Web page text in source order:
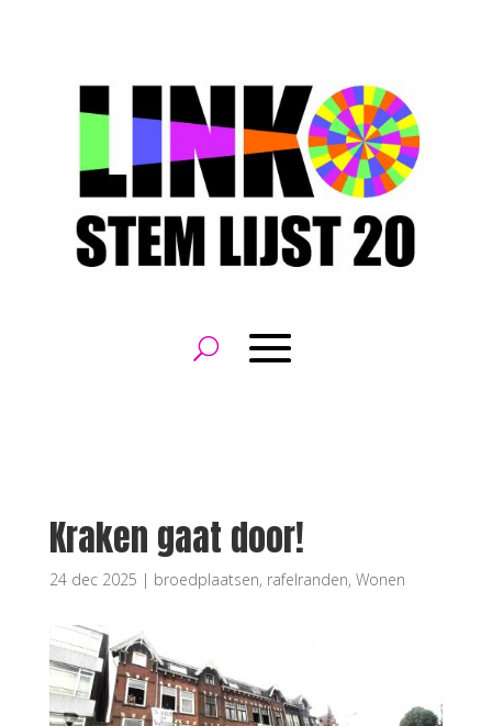
Kraken gaat door!
24 dec 2025 | broedplaatsen, rafelranden, Wonen